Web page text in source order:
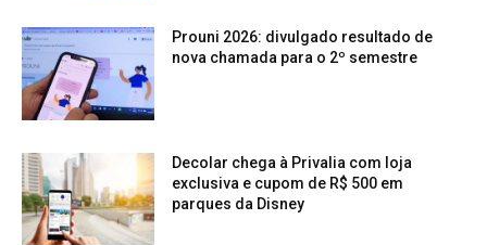
Prouni 2026: divulgado resultado de
nova chamada para o 2º semestre
Decolar chega à Privalia com loja
exclusiva e cupom de R$ 500 em
parques da Disney